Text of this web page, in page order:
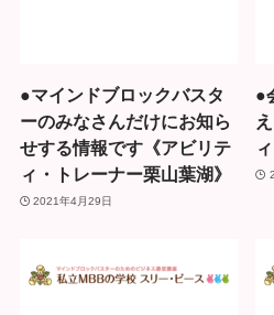
●マインドブロックバスタ
ーのみなさんだけにお知ら
せする情報です《アビリテ
ィ・トレーナー栗山葉湖》
2021年4月29日
●